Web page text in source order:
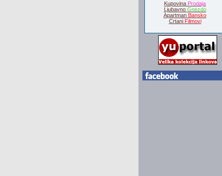
Kupovina Prodaja
Ljubavno Gnezdo
Apartman Bansko
Crtani Filmovi